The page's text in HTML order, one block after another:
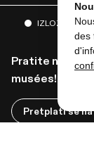
IZLOŽBE
Pratite nas da
musées!
Pretplati se
des